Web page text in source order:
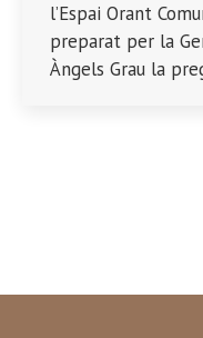
l’Espai Orant
preparat per la
Àngels Grau la